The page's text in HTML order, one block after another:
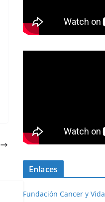
Enlaces
Fundación Cancer y Vida